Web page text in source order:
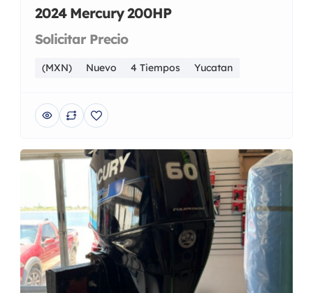
2024 Mercury 200HP
Solicitar Precio
(MXN) Nuevo 4 Tiempos Yucatan